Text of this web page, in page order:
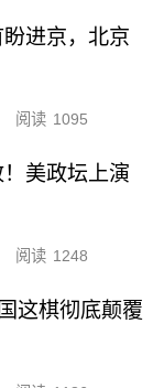
进京，北京
阅读 1095
美政坛上演
阅读 1248
这棋彻底颠覆